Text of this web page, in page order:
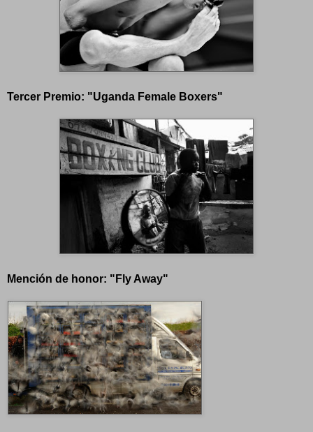
Tercer Premio: "Uganda Female Boxers"
Mención de honor: "Fly Away"